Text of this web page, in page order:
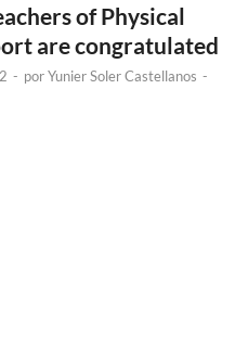
of Physical
are congratulated
- porYunier Soler Castellanos -